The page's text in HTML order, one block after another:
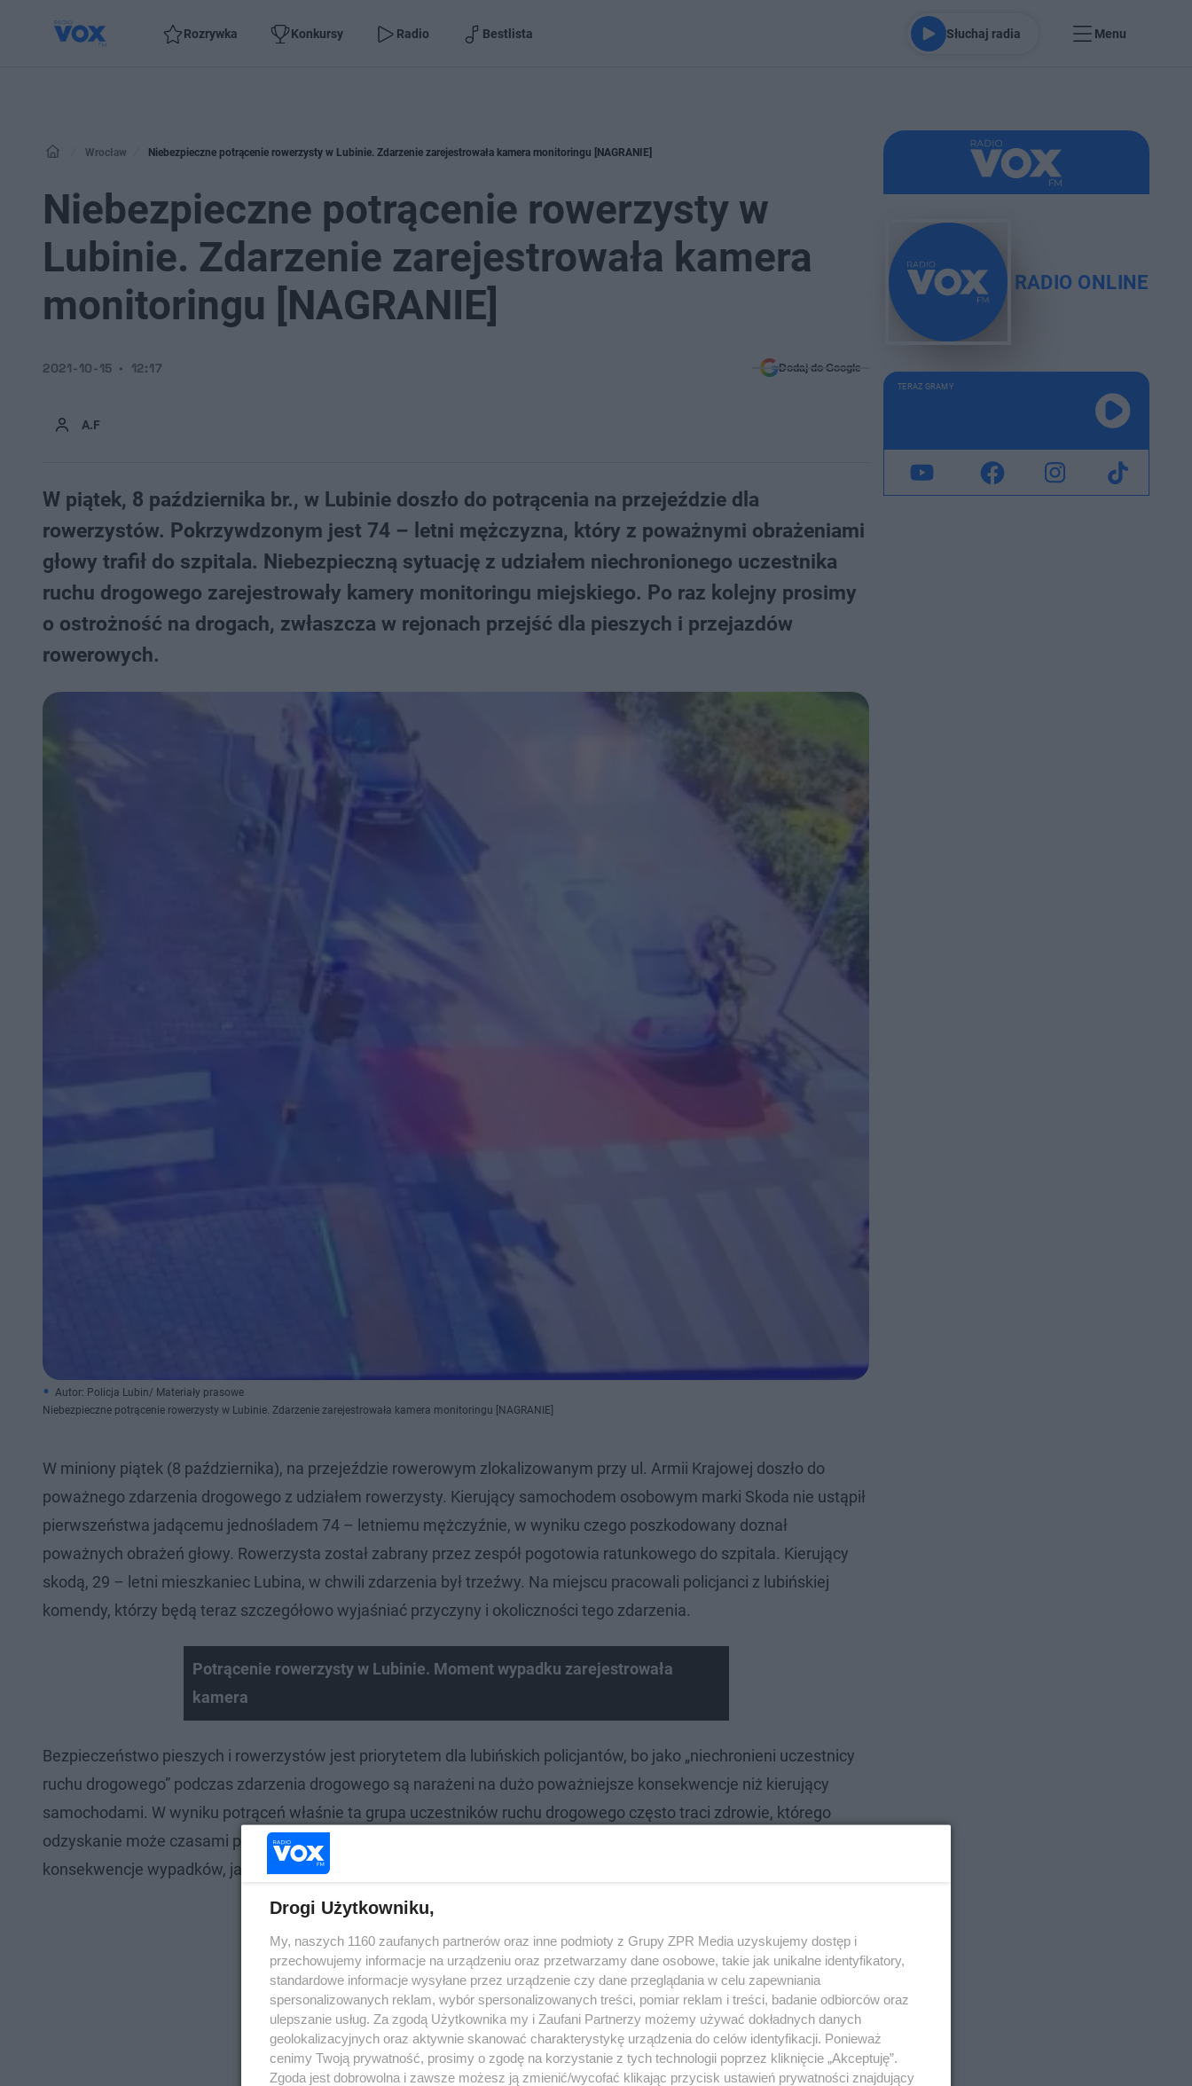
Rozrywka Konkursy Radio Bestlista Słuchaj radia Menu
Wrocław Niebezpieczne potrącenie rowerzysty w Lubinie. Zdarzenie zarejestrowała kamera monitoringu [NAGRANIE]
Niebezpieczne potrącenie rowerzysty w
Lubinie. Zdarzenie zarejestrowała kamera
monitoringu [NAGRANIE]
A.F
2021-10-15 12:17 Dodaj do Google
W piątek, 8 października br., w Lubinie doszło do potrącenia na przejeździe dla
rowerzystów. Pokrzywdzonym jest 74 – letni mężczyzna, który z poważnymi obrażeniami
głowy trafił do szpitala. Niebezpieczną sytuację z udziałem niechronionego uczestnika
ruchu drogowego zarejestrowały kamery monitoringu miejskiego. Po raz kolejny prosimy
o ostrożność na drogach, zwłaszcza w rejonach przejść dla pieszych i przejazdów
rowerowych.
Autor: Policja Lubin/ Materiały prasowe
Niebezpieczne potrącenie rowerzysty w Lubinie. Zdarzenie zarejestrowała kamera monitoringu [NAGRANIE]
W miniony piątek (8 października), na przejeździe rowerowym zlokalizowanym przy ul. Armii Krajowej doszło do
poważnego zdarzenia drogowego z udziałem rowerzysty. Kierujący samochodem osobowym marki Skoda nie ustąpił
pierwszeństwa jadącemu jednośladem 74 – letniemu mężczyźnie, w wyniku czego poszkodowany doznał
poważnych obrażeń głowy. Rowerzysta został zabrany przez zespół pogotowia ratunkowego do szpitala. Kierujący
skodą, 29 – letni mieszkaniec Lubina, w chwili zdarzenia był trzeźwy. Na miejscu pracowali policjanci z lubińskiej
komendy, którzy będą teraz szczegółowo wyjaśniać przyczyny i okoliczności tego zdarzenia.
Potrącenie rowerzysty w Lubinie. Moment wypadku zarejestrowała
kamera
Bezpieczeństwo pieszych i rowerzystów jest priorytetem dla lubińskich policjantów, bo jako „niechronieni uczestnicy
ruchu drogowego” podczas zdarzenia drogowego są narażeni na dużo poważniejsze konsekwencje niż kierujący
samochodami. W wyniku potrąceń właśnie ta grupa uczestników ruchu drogowego często traci zdrowie, którego
odzyskanie może czasami potrwać wiele tygodni czy miesięcy. Zdarzają się niestety także tragiczne w skutkach
konsekwencje wypadków, jakimi są utrata życia czy kalectwo.
RADIO ONLINE
TERAZ GRAMY
Drogi Użytkowniku,
My, naszych 1160 zaufanych partnerów oraz inne podmioty z Grupy ZPR Media uzyskujemy dostęp i
przechowujemy informacje na urządzeniu oraz przetwarzamy dane osobowe, takie jak unikalne identyfikatory,
standardowe informacje wysyłane przez urządzenie czy dane przeglądania w celu zapewniania
spersonalizowanych reklam, wybór spersonalizowanych treści, pomiar reklam i treści, badanie odbiorców oraz
ulepszanie usług. Za zgodą Użytkownika my i Zaufani Partnerzy możemy używać dokładnych danych
geolokalizacyjnych oraz aktywnie skanować charakterystykę urządzenia do celów identyfikacji. Ponieważ
cenimy Twoją prywatność, prosimy o zgodę na korzystanie z tych technologii poprzez kliknięcie „Akceptuję”.
Zgoda jest dobrowolna i zawsze możesz ją zmienić/wycofać klikając przycisk ustawień prywatności znajdujący